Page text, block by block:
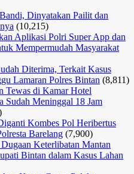
Dinyatakan Pailit dan
(10,215)
Aplikasi Polri Super App dan
Mempermudah Masyarakat
Diterima, Terkait Kasus
Lamaran Polres Bintan (8,811)
Tewas di Kamar Hotel
Sudah Meninggal 18 Jam
Kombes Pol Heribertus
Barelang (7,900)
Keterlibatan Mantan
Bintan dalam Kasus Lahan